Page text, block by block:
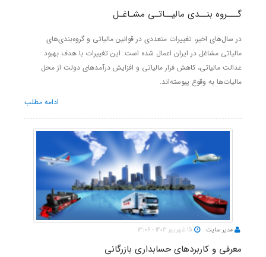
گـــروه بنــدی مالیــاتـی مشـاغـل
در سال‌های اخیر، تغییرات متعددی در قوانین مالیاتی و گروه‌بندی‌های
مالیاتی مشاغل در ایران اعمال شده است. این تغییرات با هدف بهبود
عدالت مالیاتی، کاهش فرار مالیاتی و افزایش درآمدهای دولت از محل
مالیات‌ها به وقوع پیوسته‌اند.
ادامه مطلب
مدیر سایت 15 شهریور 1403 - 13:06
معرفی و کاربردهای حسابداری بازرگانی